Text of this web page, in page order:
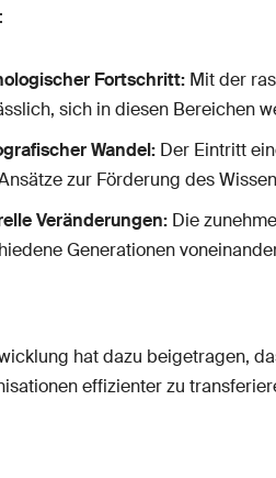
Fortschritt: Mit der
sich in diesen Bereichen
Wandel: Der Eintritt
zur Förderung des
Veränderungen: Die
Generationen
hat dazu beigetragen,
effizienter zu